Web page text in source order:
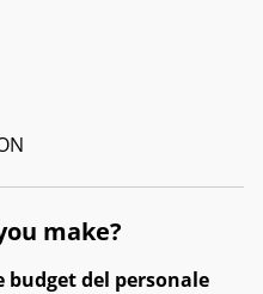
make?
budget del personale